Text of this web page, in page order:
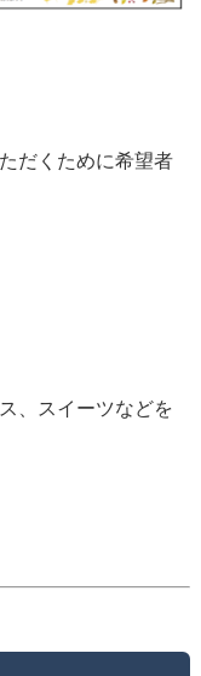
だくために希望者
、スイーツなどを